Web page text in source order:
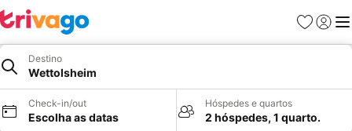
Favoritos
Iniciar
Destino
Wettolsheim
Check-in/out
Escolha as datas
Hóspedes e quartos
2 hóspedes, 1 quarto.